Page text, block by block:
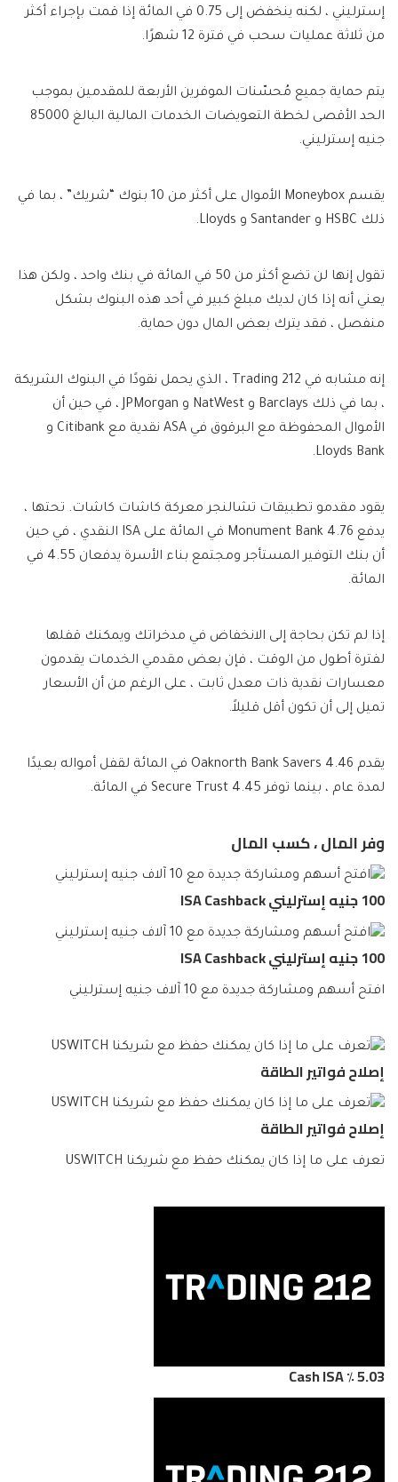
إسترليني ، لكنه ينخفض ​​إلى 0.75 في المائة إذا قمت بإجراء أكثر
من ثلاثة عمليات سحب في فترة 12 شهرًا.
يتم حماية جميع مُحسّنات الموفرين الأربعة للمقدمين بموجب
الحد الأقصى لخطة التعويضات الخدمات المالية البالغ 85000
جنيه إسترليني.
يقسم Moneybox الأموال على أكثر من 10 بنوك “شريك” ، بما في
ذلك HSBC و Santander و Lloyds.
تقول إنها لن تضع أكثر من 50 في المائة في بنك واحد ، ولكن هذا
يعني أنه إذا كان لديك مبلغ كبير في أحد هذه البنوك بشكل
منفصل ، فقد يترك بعض المال دون حماية.
إنه مشابه في Trading 212 ، الذي يحمل نقودًا في البنوك الشريكة
، بما في ذلك Barclays و NatWest و JPMorgan ، في حين أن
الأموال المحفوظة مع البرقوق في ASA نقدية مع Citibank و
Lloyds Bank.
يقود مقدمو تطبيقات تشالنجر معركة كاشات كاشات. تحتها ،
يدفع Monument Bank 4.76 في المائة على ISA النقدي ، في حين
أن بنك التوفير المستأجر ومجتمع بناء الأسرة يدفعان 4.55 في
المائة.
إذا لم تكن بحاجة إلى الانخفاض في مدخراتك ويمكنك قفلها
لفترة أطول من الوقت ، فإن بعض مقدمي الخدمات يقدمون
معسارات نقدية ذات معدل ثابت ، على الرغم من أن الأسعار
تميل إلى أن تكون أقل قليلاً.
يقدم Oaknorth Bank Savers 4.46 في المائة لقفل أمواله بعيدًا
لمدة عام ، بينما توفر Secure Trust 4.45 في المائة.
وفر المال ، كسب المال
100 جنيه إسترليني ISA Cashback
100 جنيه إسترليني ISA Cashback
افتح أسهم ومشاركة جديدة مع 10 آلاف جنيه إسترليني
إصلاح فواتير الطاقة
إصلاح فواتير الطاقة
تعرف على ما إذا كان يمكنك حفظ مع شريكنا USWITCH
5.03 ٪ Cash ISA